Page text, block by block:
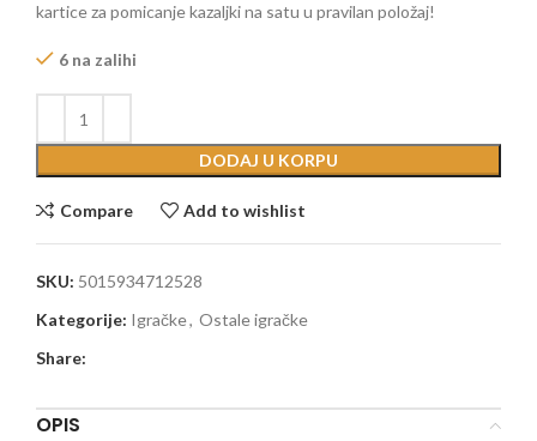
kartice za pomicanje kazaljki na satu u pravilan položaj!
6 na zalihi
DODAJ U KORPU
Compare Add to wishlist
SKU: 5015934712528
Kategorije: Igračke, Ostale igračke
Share:
OPIS